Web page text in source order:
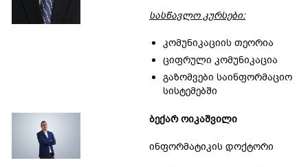
სასწავლო კურსები:
კომუნიკაციის თეორია
ციფრული კომუნიკაცია
გაზომვები საინფორმაციო
სისტემებში
ბექარ ოიკაშვილი
ინფორმატიკის დოქტორი